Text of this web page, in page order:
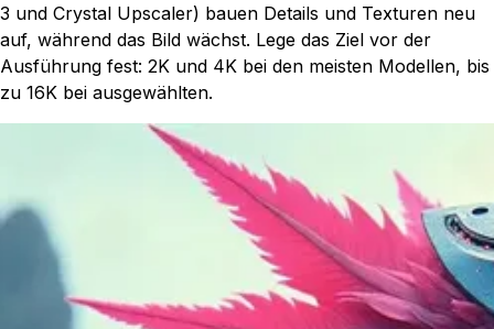
3 und Crystal Upscaler) bauen Details und Texturen neu
auf, während das Bild wächst. Lege das Ziel vor der
Ausführung fest: 2K und 4K bei den meisten Modellen, bis
zu 16K bei ausgewählten.